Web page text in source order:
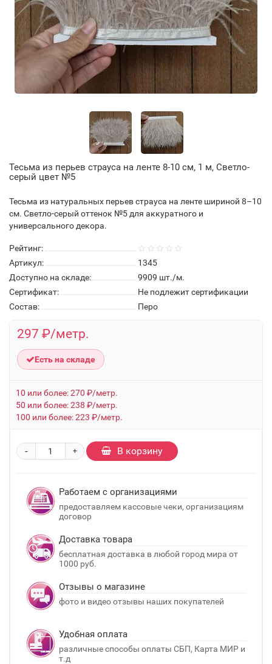
Тесьма из перьев страуса на ленте 8-10 см, 1 м, Светло-
серый цвет №5
Тесьма из натуральных перьев страуса на ленте шириной 8–10
см. Светло-серый оттенок №5 для аккуратного и
универсального декора.
Рейтинг:
Артикул:
1345
Доступно на складе:
9909 шт./м.
Сертификат:
Не подлежит сертификации
Состав:
Перо
297 ₽/метр.
Есть на складе
10 или более: 270 ₽/метр.
50 или более: 238 ₽/метр.
100 или более: 223 ₽/метр.
+
- В корзину
Работаем с организациями
предоставляем кассовые чеки, организациям
договор
Доставка товара
бесплатная доставка в любой город мира от
1000 руб.
Отзывы о магазине
фото и видео отзывы наших покупателей
Удобная оплата
различные способы оплаты СБП, Карта МИР и
т.д